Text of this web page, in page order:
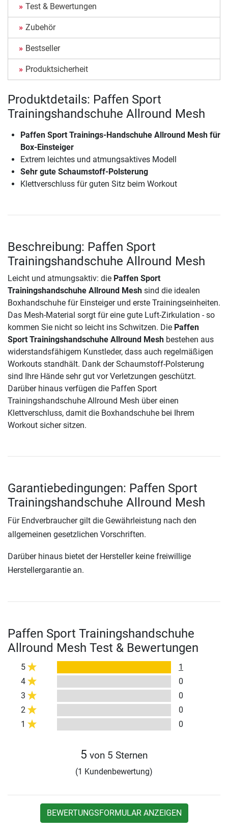
Test & Bewertungen
Zubehör
Bestseller
Produktsicherheit
Produktdetails: Paffen Sport
Trainingshandschuhe Allround Mesh
Paffen Sport Trainings-Handschuhe Allround Mesh für
Box-Einsteiger
Extrem leichtes und atmungsaktives Modell
Sehr gute Schaumstoff-Polsterung
Klettverschluss für guten Sitz beim Workout
Beschreibung: Paffen Sport
Trainingshandschuhe Allround Mesh
Leicht und atmungsaktiv: die Paffen Sport
Trainingshandschuhe Allround Mesh sind die idealen
Boxhandschuhe für Einsteiger und erste Trainingseinheiten.
Das Mesh-Material sorgt für eine gute Luft-Zirkulation - so
kommen Sie nicht so leicht ins Schwitzen. Die Paffen
Sport Trainingshandschuhe Allround Mesh bestehen aus
widerstandsfähigem Kunstleder, dass auch regelmäßigen
Workouts standhält. Dank der Schaumstoff-Polsterung
sind Ihre Hände sehr gut vor Verletzungen geschützt.
Darüber hinaus verfügen die Paffen Sport
Trainingshandschuhe Allround Mesh über einen
Klettverschluss, damit die Boxhandschuhe bei Ihrem
Workout sicher sitzen.
Garantiebedingungen: Paffen Sport
Trainingshandschuhe Allround Mesh
Für Endverbraucher gilt die Gewährleistung nach den
allgemeinen gesetzlichen Vorschriften.
Darüber hinaus bietet der Hersteller keine freiwillige
Herstellergarantie an.
Paffen Sport Trainingshandschuhe
Allround Mesh Test & Bewertungen
5
1
4
0
3
0
2
0
1
0
5 von 5 Sternen
(1 Kundenbewertung)
BEWERTUNGSFORMULAR ANZEIGEN